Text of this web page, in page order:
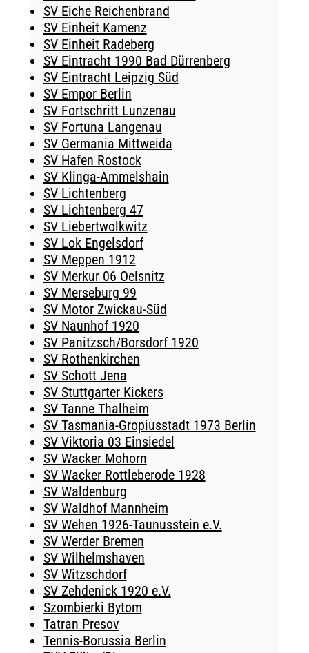
SV Eiche Reichenbrand
SV Einheit Kamenz
SV Einheit Radeberg
SV Eintracht 1990 Bad Dürrenberg
SV Eintracht Leipzig Süd
SV Empor Berlin
SV Fortschritt Lunzenau
SV Fortuna Langenau
SV Germania Mittweida
SV Hafen Rostock
SV Klinga-Ammelshain
SV Lichtenberg
SV Lichtenberg 47
SV Liebertwolkwitz
SV Lok Engelsdorf
SV Meppen 1912
SV Merkur 06 Oelsnitz
SV Merseburg 99
SV Motor Zwickau-Süd
SV Naunhof 1920
SV Panitzsch/​Borsdorf 1920
SV Rothenkirchen
SV Schott Jena
SV Stuttgarter Kickers
SV Tanne Thalheim
SV Tasmania-Gropiusstadt 1973 Berlin
SV Viktoria 03 Einsiedel
SV Wacker Mohorn
SV Wacker Rottleberode 1928
SV Waldenburg
SV Waldhof Mannheim
SV Wehen 1926-Taunusstein e.V.
SV Werder Bremen
SV Wilhelmshaven
SV Witzschdorf
SV Zehdenick 1920 e.V.
Szombierki Bytom
Tatran Presov
Tennis-Borussia Berlin